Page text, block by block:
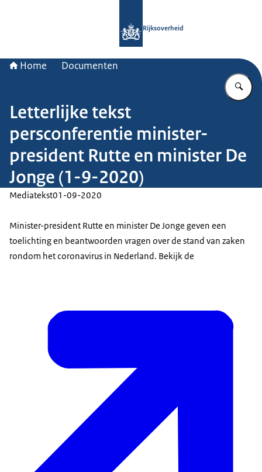
Rijksoverheid
Home Documenten
Letterlijke tekst
persconferentie minister-
president Rutte en minister De
Jonge (1-9-2020)
Mediatekst01-09-2020
Minister-president Rutte en minister De Jonge geven een
toelichting en beantwoorden vragen over de stand van zaken
rondom het coronavirus in Nederland. Bekijk de